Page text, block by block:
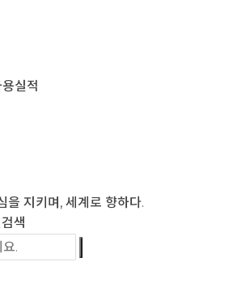
실적
을 지키며, 세계로 향하다.
색